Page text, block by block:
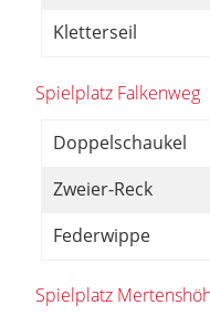
Kletterseil
Spielplatz Falkenweg
Doppelschaukel
Zweier-Reck
Federwippe
Spielplatz